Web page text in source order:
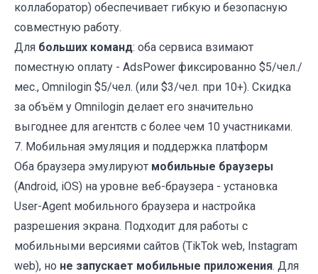
коллаборатор) обеспечивает гибкую и безопасную
совместную работу.
Для больших команд: оба сервиса взимают
поместную оплату - AdsPower фиксированно $5/чел./
мес., Omnilogin $5/чел. (или $3/чел. при 10+). Скидка
за объём у Omnilogin делает его значительно
выгоднее для агентств с более чем 10 участниками.
7. Мобильная эмуляция и поддержка платформ
Оба браузера эмулируют мобильные браузеры
(Android, iOS) на уровне веб-браузера - установка
User-Agent мобильного браузера и настройка
разрешения экрана. Подходит для работы с
мобильными версиями сайтов (TikTok web, Instagram
web), но не запускает мобильные приложения. Для